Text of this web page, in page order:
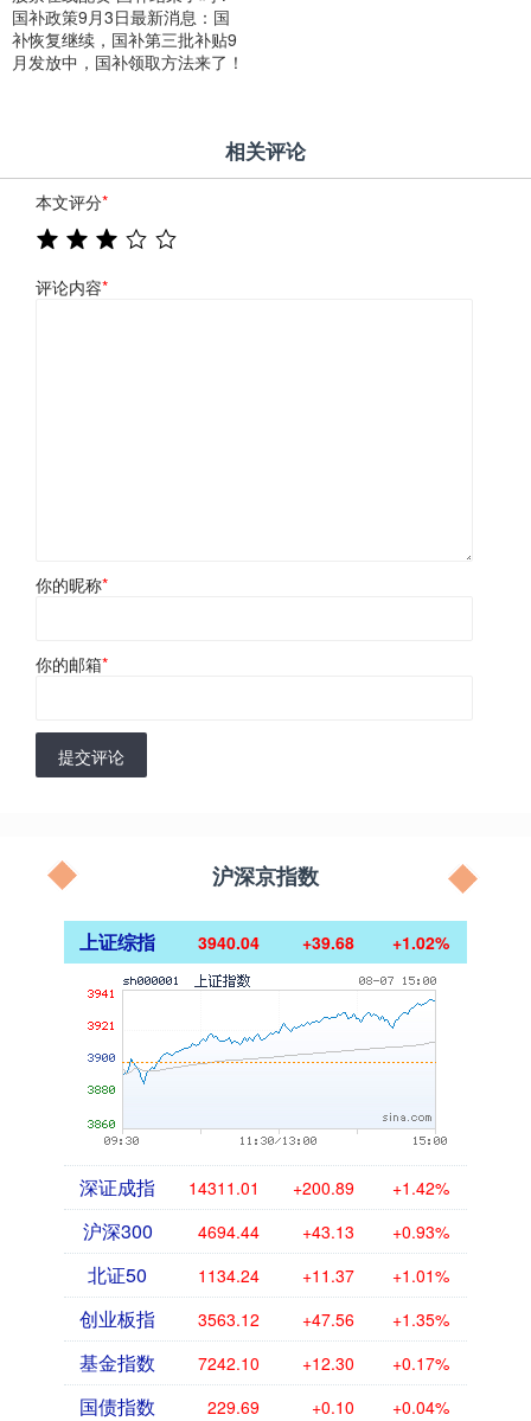
国补政策9月3日最新消息：国
补恢复继续，国补第三批补贴9
月发放中，国补领取方法来了！
相关评论
本文评分*
评论内容*
你的昵称*
你的邮箱*
提交评论
沪深京指数
上证综指 3940.04 +39.68 +1.02%
深证成指 14311.01 +200.89 +1.42%
沪深300 4694.44 +43.13 +0.93%
北证50 1134.24 +11.37 +1.01%
创业板指 3563.12 +47.56 +1.35%
基金指数 7242.10 +12.30 +0.17%
国债指数 229.69 +0.10 +0.04%